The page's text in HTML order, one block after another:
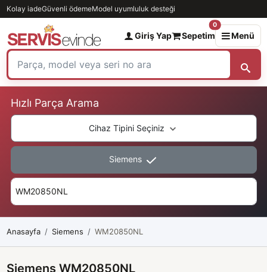
Kolay iadeGüvenli ödemeModel uyumluluk desteği
Giriş Yap Sepetim
0
Menü
Hızlı Parça Arama
Cihaz Tipini Seçiniz
Siemens
Anasayfa Siemens WM20850NL
Siemens WM20850NL